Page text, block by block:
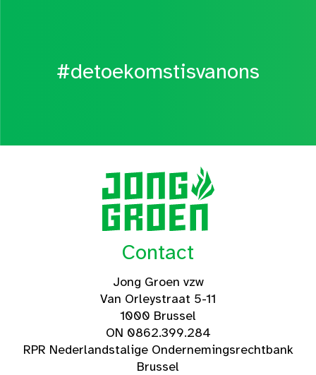
#detoekomstisvanons
Contact
Jong Groen vzw
Van Orleystraat 5-11
1000 Brussel
ON 0862.399.284
RPR Nederlandstalige Ondernemingsrechtbank
Brussel